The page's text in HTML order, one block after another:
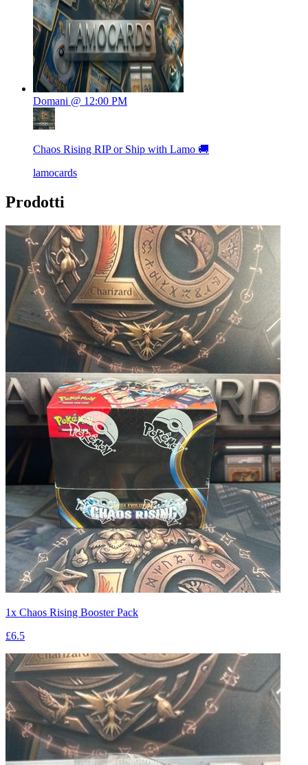
Domani @ 12:00 PM
Chaos Rising RIP or Ship with Lamo 🚚
lamocards
Prodotti
1x Chaos Rising Booster Pack
£6.5